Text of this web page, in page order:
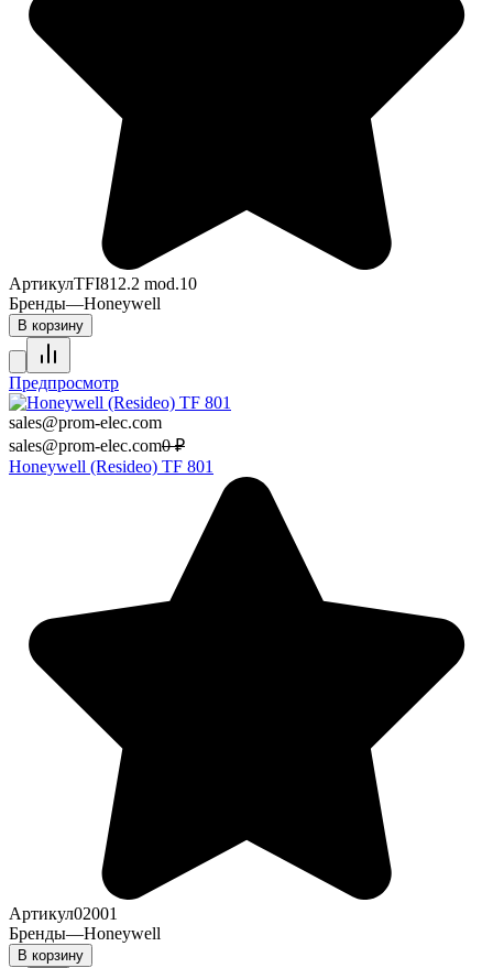
АртикулTFI812.2 mod.10
Бренды—Honeywell
В корзину
Предпросмотр
sales@prom-elec.com
sales@prom-elec.com0 ₽
Honeywell (Resideo) TF 801
Артикул02001
Бренды—Honeywell
В корзину